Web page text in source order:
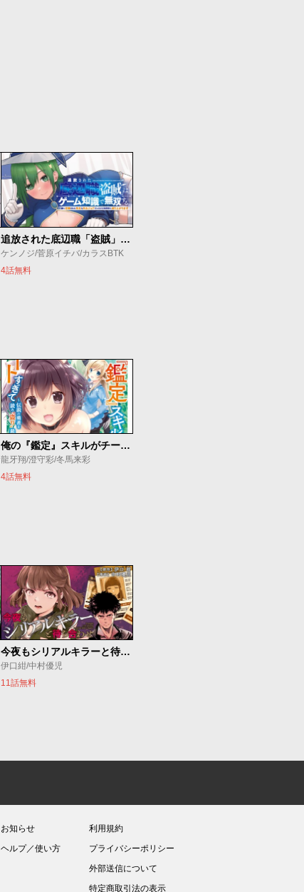
追放された底辺職「盗賊」はゲーム知識で無双する。一緒に召喚された先生も外れジョブだったけど効率的に成り上がります
ケンノジ/菅原イチバ/カラスBTK
4話無料
俺の『鑑定』スキルがチートすぎて
龍牙翔/澄守彩/冬馬来彩
4話無料
今夜もシリアルキラーと待ち合わせ
伊口紺/中村優児
11話無料
お知らせ
ヘルプ／使い方
利用規約
プライバシーポリシー
外部送信について
特定商取引法の表示